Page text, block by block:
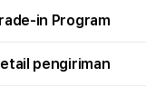
in Program
pengiriman